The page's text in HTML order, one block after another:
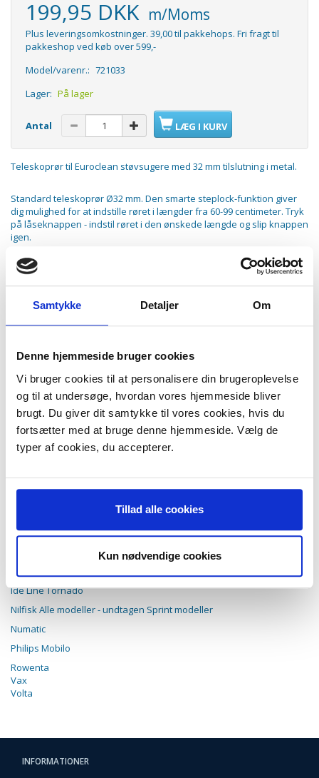
Samtykke Detaljer Om
Denne hjemmeside bruger cookies
Vi bruger cookies til at personalisere din brugeroplevelse
og til at undersøge, hvordan vores hjemmeside bliver
brugt. Du giver dit samtykke til vores cookies, hvis du
fortsætter med at bruge denne hjemmeside. Vælg de
typer af cookies, du accepterer.
Tillad alle cookies
Kun nødvendige cookies
199,95 DKK m/Moms
Plus leveringsomkostninger. 39,00 til pakkehops. Fri fragt til
pakkeshop ved køb over 599,-
Model/varenr.: 721033
Lager: På lager
Antal LÆG I KURV
Teleskoprør til Euroclean støvsugere med 32 mm tilslutning i metal.
Standard teleskoprør Ø32 mm. Den smarte steplock-funktion giver
dig mulighed for at indstille røret i længder fra 60-99 centimeter. Tryk
på låseknappen - indstil røret i den ønskede længde og slip knappen
igen.
Perfekt ergonomisk tilpasning, og du kan nøjes med et enkelt rør i
stedet for de to halve rør der normalt medfølger.
AEG Vampyr 5000 serien - nyere modeller med 32 mm rørtykkelse
AEG Vampyr CE220
AEG Vampyrino E
AEG Vampyrino EC
AEG Vampyrino Electronic
AEG Vampyrino Exquisit
AEG Vampyrino LX
AEG Vampyrino S
AEG Vampyrino Space
AEG Vampyrino SX
Euroclean
Hugin
Ide Line Mistral Lux 1250
Ide Line Tornado
Nilfisk Alle modeller - undtagen Sprint modeller
Numatic
Philips Mobilo
Rowenta
Vax
Volta
INFORMATIONER